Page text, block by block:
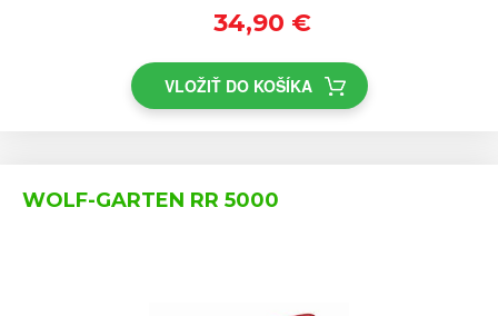
34,90 €
VLOŽIŤ DO KOŠÍKA
WOLF-GARTEN RR 5000